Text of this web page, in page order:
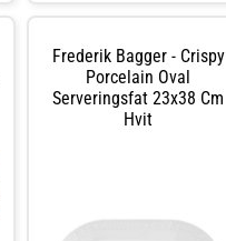
Frederik Bagger - Crispy
Porcelain Oval
Serveringsfat 23x38 Cm
Hvit